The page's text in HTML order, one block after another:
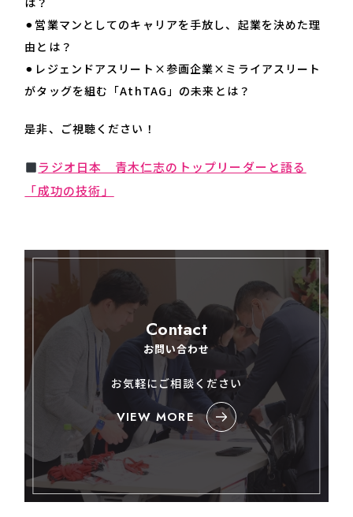
⚫︎営業マンとしてのキャリアを手放し、起業を決めた理
由とは？
⚫︎レジェンドアスリート×参画企業×ミライアスリート
がタッグを組む「AthTAG」の未来とは？
是非、ご視聴ください！
ラジオ日本 青木仁志のトップリーダーと語る
「成功の技術」
Contact
お問い合わせ
お気軽にご相談ください
VIEW MORE